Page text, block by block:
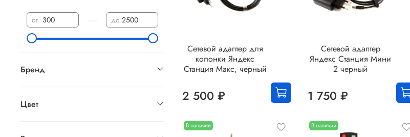
Сетевой адаптер для
колонки Яндекс
Станция Макс, черный
2 500 ₽
Сетевой адаптер
Яндекс Станция Мини
2 черный
1 750 ₽
В наличии В наличии
от до
Бренд
Цвет